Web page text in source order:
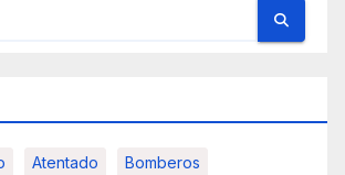
Atentado Bomberos